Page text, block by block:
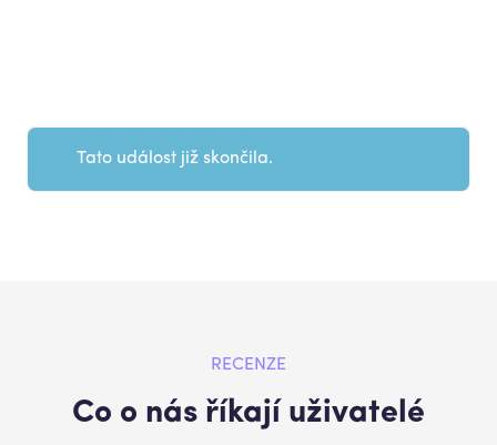
Tato událost již skončila.
RECENZE
Co o nás říkají uživatelé